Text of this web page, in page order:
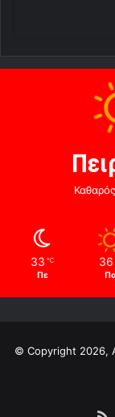
33 ℃
Πε
36
© Copyright 2026,